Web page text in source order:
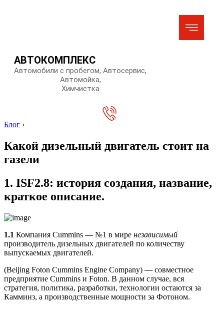
АВТОКОМПЛЕКС
Автомобили с пробегом, Автосервис,
Автомойка,
Химчистка
Блог ›
Какой дизельный двигатель стоит на
газели
1. ISF2.8: история создания, название,
краткое описание.
1.1 Компания Cummins — №1 в мире независимый
производитель дизельных двигателей по количеству
выпускаемых двигателей.
(Beijing Foton Cummins Engine Company) — совместное
предприятие Cummins и Foton. В данном случае, вся
стратегия, политика, разработки, технологии остаются за
Камминз, а производственные мощности за Фотоном.